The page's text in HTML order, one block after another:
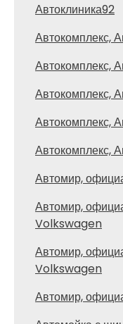
Автоклиника92
Автокомплекс,
Автокомплекс,
Автокомплекс,
Автокомплекс,
Автокомплекс,
Автомир,
Автомир,
Volkswagen
Автомир,
Volkswagen
Автомир,